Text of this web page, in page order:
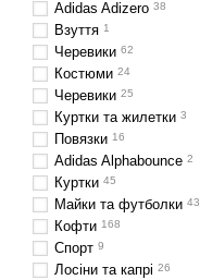
Adidas Adizero 38
Взуття 1
Черевики 62
Костюми 24
Черевики 25
Куртки та жилетки 3
Повязки 16
Adidas Alphabounce 2
Куртки 45
Майки та футболки 43
Кофти 168
Спорт 9
Лосіни та капрі 26